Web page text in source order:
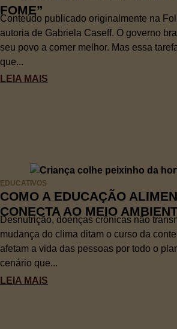
FOME”
Conteúdo publicado originalmente na
autoria de Gabriela Caseff. O governo
seu povo a comer melhor. Mas essa
que...
LEIA MAIS
EDUCATIVOS
COMO A EDUCAÇÃO
CONECTA AO MEIO
Desnutrição, doenças crônicas não
mudança do clima ditam o curso da
afetam a vida das pessoas por todo o
cenário que...
LEIA MAIS